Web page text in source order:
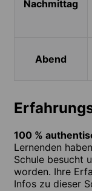
Nachmittag
Abend
100 %
Lernenden
Schule besucht
worden. Ihre
Infos zu dieser